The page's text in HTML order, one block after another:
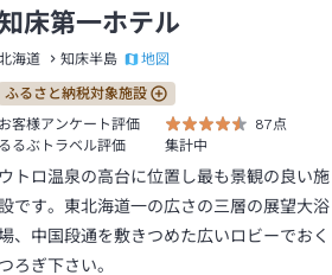
床第一ホテル
海道 知床半島 地図
ふるさと納税対象施設
お客様アンケート評価
87点
るるぶトラベル評価
集計中
ウトロ温泉の高台に位置し最も景観の良い施
です。東北海道一の広さの三層の展望大浴
、中国段通を敷きつめた広いロビーでおく
つろぎ下さい。